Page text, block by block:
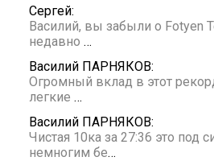
Сергей:
Василий, вы забыли о Fotyen
недавно …
Василий ПАРНЯКОВ:
Огромный вклад в этот
легкие …
Василий ПАРНЯКОВ:
Чистая 10ка за 27:36 это под
немногим бе…